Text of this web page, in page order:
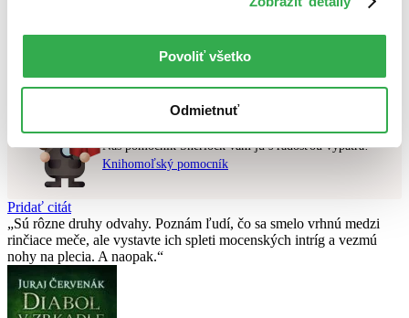
Povoliť všetko
Odmietnuť
vyhovujúci zadaným podmienkam.
Skúste prosím zmeniť vyhľadávaný výraz.
Náš pomocník Sherlock vám ju s radosťou vypátra!
Knihomoľský pomocník
Pridať citát
Sú rôzne druhy odvahy. Poznám ľudí, čo sa smelo vrhnú medzi
rinčiace meče, ale vystavte ich spleti mocenských intríg a vezmú
nohy na plecia. A naopak.